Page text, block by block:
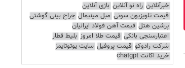
خبرآنلاین راه نو آنلاین بازی آنلاین
قیمت تلویزیون سونی مبل مینیمال جراح بینی گوشتی
پرشین هتل قیمت آهن فولاد ایرانیان
اعتبارسنجی بانکی قیمت طلا امروز بلیط قطار
شرکت رادوکو قیمت پروفیل سایت یوتوتایمز
خرید اکانت chatgpt